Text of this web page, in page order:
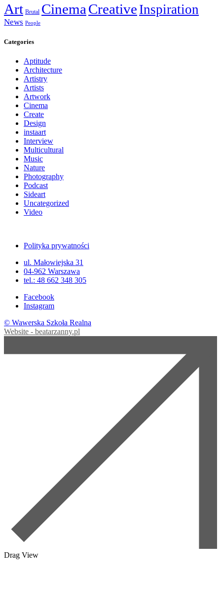
Art Brutal Cinema Creative Inspiration
News People
Categories
Aptitude
Architecture
Artistry
Artists
Artwork
Cinema
Create
Design
instaart
Interview
Multicultural
Music
Nature
Photography
Podcast
Sideart
Uncategorized
Video
Polityka prywatności
ul. Małowiejska 31
04-962 Warszawa
tel.: 48 662 348 305
Facebook
Instagram
© Wawerska Szkoła Realna
Website - beatarzanny.pl
Drag View